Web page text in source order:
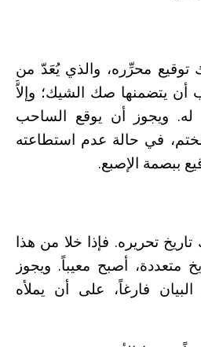
محرِّره، والذي يُعَدّ من
أن يتضمنها صك الشيك؛ وإلاَّ
له. ويجوز أن يوقع الساحب
في حالة عدم استطاعته
ببصمة الإصبع.
تحريره. فإذا خلا من هذا
متعددة، أصبح معيباً. ويجوز
فارغاً، على أن يملأه